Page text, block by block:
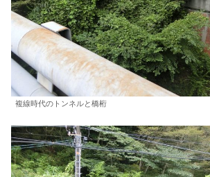
複線時代のトンネルと橋桁